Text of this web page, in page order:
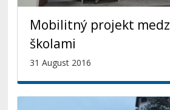
Mobilitný projekt
školami
31 August 2016